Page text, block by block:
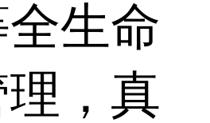
生命
，真